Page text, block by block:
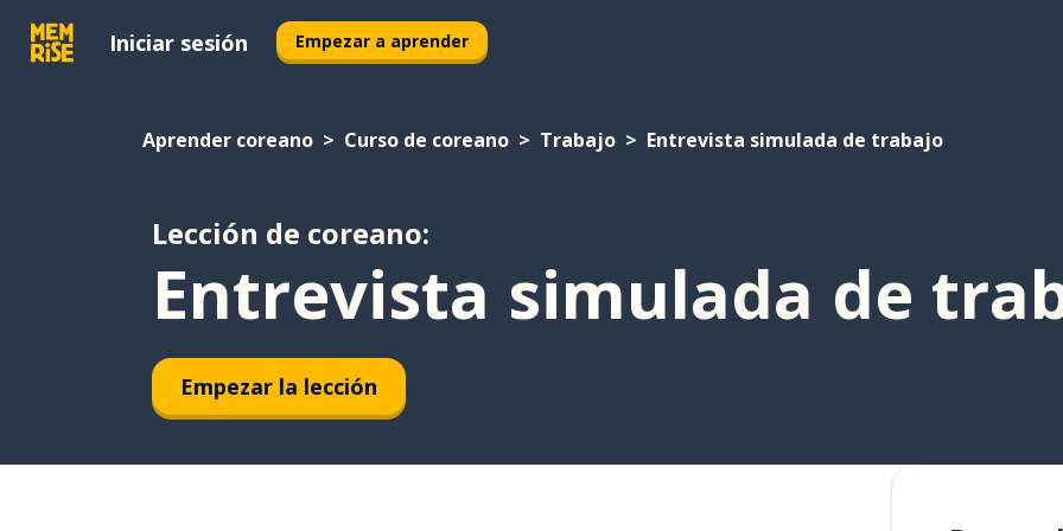
Iniciar sesión Empezar a aprender
Aprender coreano Curso de coreano Trabajo Entrevista simulada de trabajo
Lección de coreano:
Entrevista simulada de
Empezar la lección